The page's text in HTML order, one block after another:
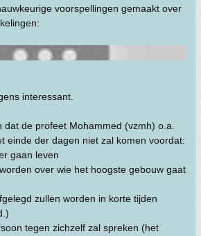
voorspellingen gemaakt over
interessant.
dat de profeet Mohammed (vzmh) o.a.
einde der dagen niet zal komen voordat:
gaan leven
over wie het hoogste gebouw gaat
zullen worden in korte tijden
tegen zichzelf zal spreken (het